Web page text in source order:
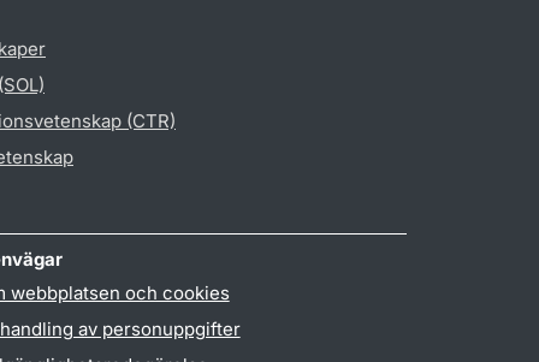
(CTR)
webbplatsen och cookies
av personuppgifter